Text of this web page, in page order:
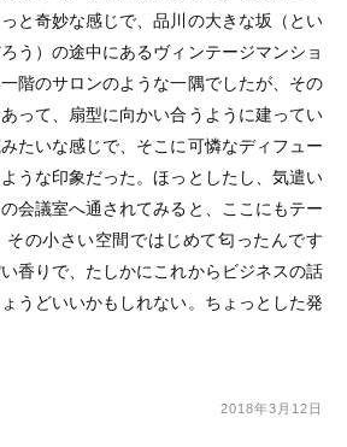
と奇妙な感じで、品川の大きな坂（とい
う）の途中にあるヴィンテージマンショ
階のサロンのような一隅でしたが、その
って、扇型に向かい合うように建ってい
たいな感じで、そこに可憐なディフュー
うな印象だった。ほっとしたし、気遣い
会議室へ通されてみると、ここにもテー
その小さい空間ではじめて匂ったんです
香りで、たしかにこれからビジネスの話
うどいいかもしれない。ちょっとした発
2018年3月12日